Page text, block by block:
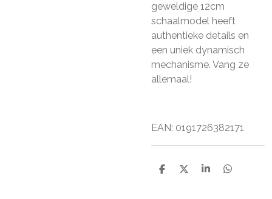
geweldige 12cm
schaalmodel heeft
authentieke details en
een uniek dynamisch
mechanisme. Vang ze
allemaal!
EAN: 0191726382171
D
D
S
D